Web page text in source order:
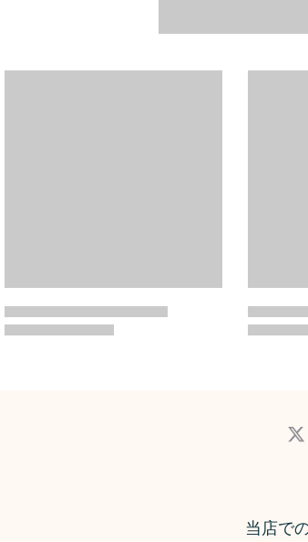
当店で